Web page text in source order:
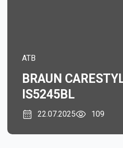
ATB
BRAUN
IS5245BL
22.07.2025 109